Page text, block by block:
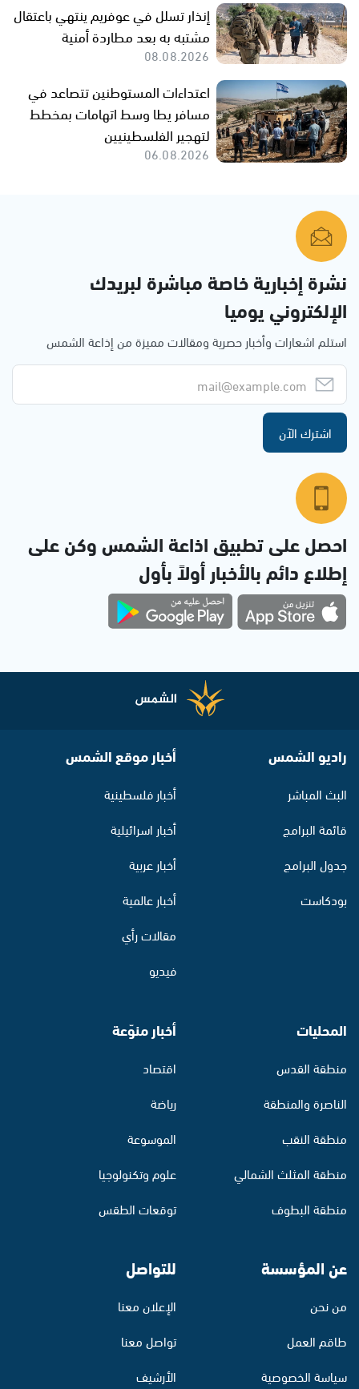
إنذار تسلل في عوفريم ينتهي باعتقال
مشتبه به بعد مطاردة أمنية
08.08.2026
اعتداءات المستوطنين تتصاعد في
مسافر يطا وسط اتهامات بمخطط
لتهجير الفلسطينيين
06.08.2026
نشرة إخبارية خاصة مباشرة لبريدك
الإلكتروني يوميا
استلم اشعارات وأخبار حصرية ومقالات مميزة من إذاعة الشمس
اشترك الآن
احصل على تطبيق اذاعة الشمس وكن على
إطلاع دائم بالأخبار أولاً بأول
راديو الشمس
البث المباشر
قائمة البرامج
جدول البرامج
بودكاست
أخبار موقع الشمس
أخبار فلسطينية
أخبار اسرائيلية
أخبار عربية
أخبار عالمية
مقالات رأي
فيديو
المحليات
منطقة القدس
الناصرة والمنطقة
منطقة النقب
منطقة المثلث الشمالي
منطقة البطوف
أخبار منوّعة
اقتصاد
رياضة
الموسوعة
علوم وتكنولوجيا
توقعات الطقس
عن المؤسسة
من نحن
طاقم العمل
سياسة الخصوصية
للتواصل
الإعلان معنا
تواصل معنا
الأرشيف